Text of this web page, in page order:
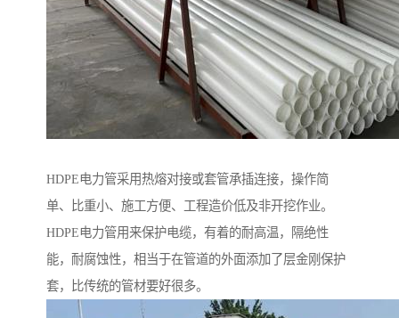
HDPE电力管采用热熔对接或套管承插连接，操作简
单、比重小、施工方便、工程造价低及非开挖作业。
HDPE电力管用来保护电缆，有着的耐高温，隔绝性
能，耐腐蚀性，相当于在管道的外面添加了层金刚保护
套，比传统的管材要好很多。